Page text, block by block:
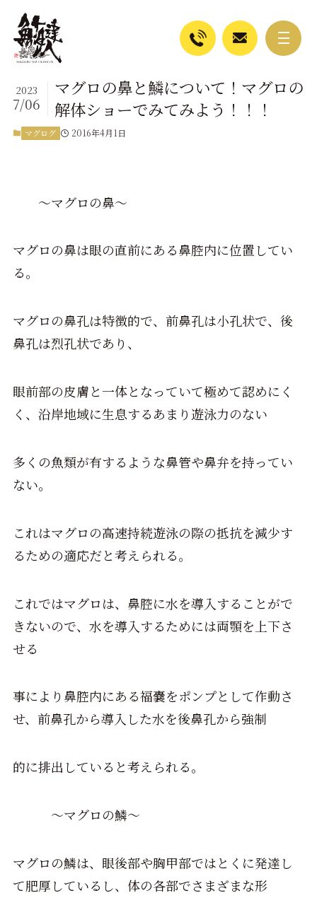
マグロの鼻と鱗について！マグロの
解体ショーでみてみよう！！！
2023
7/06
マグログ 2016年4月1日
～マグロの鼻～
マグロの鼻は眼の直前にある鼻腔内に位置してい
る。
マグロの鼻孔は特徴的で、前鼻孔は小孔状で、後
鼻孔は烈孔状であり、
眼前部の皮膚と一体となっていて極めて認めにく
く、沿岸地域に生息するあまり遊泳力のない
多くの魚類が有するような鼻管や鼻弁を持ってい
ない。
これはマグロの高速持続遊泳の際の抵抗を減少す
るための適応だと考えられる。
これではマグロは、鼻腔に水を導入することがで
きないので、水を導入するためには両顎を上下さ
せる
事により鼻腔内にある福嚢をポンプとして作動さ
せ、前鼻孔から導入した水を後鼻孔から強制
的に排出していると考えられる。
～マグロの鱗～
マグロの鱗は、眼後部や胸甲部ではとくに発達し
て肥厚しているし、体の各部でさまざまな形